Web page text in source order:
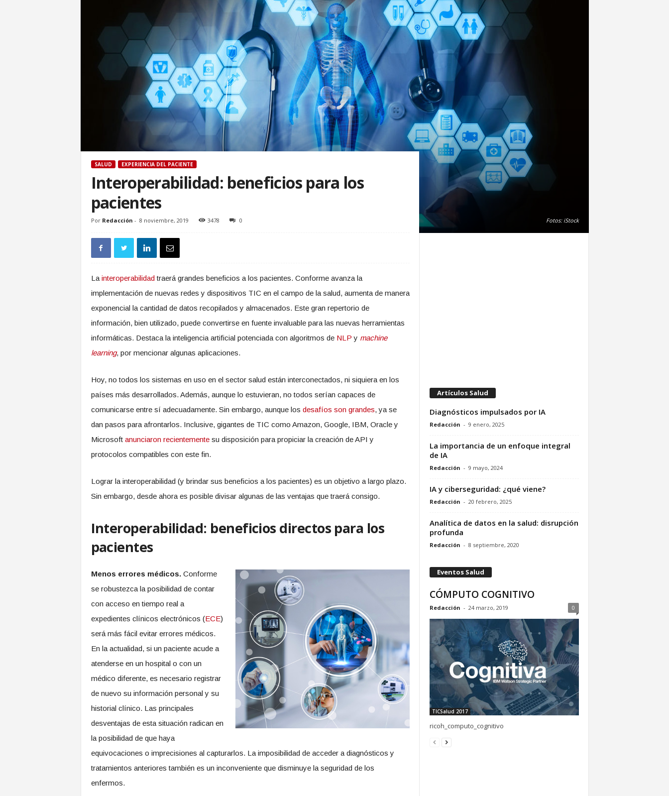
Fotos: iStock
SALUD EXPERIENCIA DEL PACIENTE
Interoperabilidad: beneficios para los
pacientes
Por Redacción - 8 noviembre, 2019 3478 0
La interoperabilidadtraerá grandes beneficios a los pacientes. Conforme avanza la
implementación de nuevas redes y dispositivos TIC en el campo de la salud, aumenta de manera
exponencial la cantidad de datos recopilados y almacenados. Este gran repertorio de
información, bien utilizado, puede convertirse en fuente invaluable para las nuevas herramientas
informáticas. Destaca la inteligencia artificial potenciada con algoritmos de NLP y machine
learning, por mencionar algunas aplicaciones.
Hoy, no todos los sistemas en uso en el sector salud están interconectados, ni siquiera en los
países más desarrollados. Además, aunque lo estuvieran, no todos serían capaces de
comunicarse entre sí adecuadamente. Sin embargo, aunque los desafíos son grandes, ya se
dan pasos para afrontarlos. Inclusive, gigantes de TIC como Amazon, Google, IBM, Oracle y
Microsoft anunciaron recientementesu disposición para propiciar la creación de API y
protocolos compatibles con este fin.
Lograr la interoperabilidad (y brindar sus beneficios a los pacientes) es un objetivo a largo plazo.
Sin embargo, desde ahora es posible divisar algunas de las ventajas que traerá consigo.
Interoperabilidad: beneficios directos para los
pacientes
Menos errores médicos.Conforme
se robustezca la posibilidad de contar
con acceso en tiempo real a
expedientes clínicos electrónicos (ECE)
será más fácil evitar errores médicos.
En la actualidad, si un paciente acude a
atenderse en un hospital o con un
médico diferente, es necesario registrar
de nuevo su información personal y su
historial clínico. Las principales
desventajas de esta situación radican en
la posibilidad de que haya
equivocaciones o imprecisiones al capturarlos. La imposibilidad de acceder a diagnósticos y
tratamientos anteriores también es un inconveniente que disminuye la seguridad de los
enfermos.
Artículos Salud
Diagnósticos impulsados por IA
Redacción - 9 enero, 2025
La importancia de un enfoque integral
de IA
Redacción - 9 mayo, 2024
IA y ciberseguridad: ¿qué viene?
Redacción - 20 febrero, 2025
Analítica de datos en la salud: disrupción
profunda
Redacción - 8 septiembre, 2020
Eventos Salud
CÓMPUTO COGNITIVO
Redacción - 24 marzo, 2019 0
TICSalud 2017
ricoh_computo_cognitivo